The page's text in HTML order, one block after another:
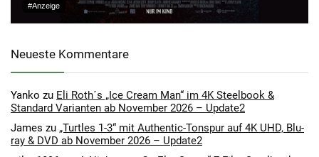
#Anzeige
Neueste Kommentare
Yanko zu Eli Roth´s „Ice Cream Man“ im 4K Steelbook &
Standard Varianten ab November 2026 – Update2
James zu „Turtles 1-3“ mit Authentic-Tonspur auf 4K UHD, Blu-
ray & DVD ab November 2026 – Update2